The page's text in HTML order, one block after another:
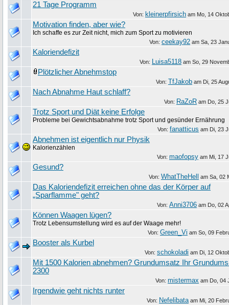
21 Tage Programm
Von: kleinerpfirsich am Mo, 14
Motivation finden, aber wie?
Ich schaffe es zur Zeit nicht, mich zum Sport zu motivieren
Von: ceekay92 am Sa, 23
Kaloriendefizit
Von: Luisa5118 am So, 29
Plötzlicher Abnehmstop
Von: TfJakob am Di, 25
Nach Abnahme Haut schlaff?
Von: RaZoR am Do, 25
Trotz Sport und Diät keine Erfolge
Probleme bei Gewichtsabnahme trotz Sport und gesünder Ernährung
Von: fanatticus am Di, 23
Abnehmen ist eigentlich nur Physik
Kalorienzählen
Von: maofopsy am Mi, 17
Gesund?
Von: WhatTheHell am Sa, 02
Das Kaloriendefizit erreichen ohne das der Körper auf
„Sparflamme" geht?
Von: Anni3706 am Do, 02
Können Waagen lügen?
Trotz Lebensumstellung wird es auf der Waage mehr!
Von: Green_Vi am So, 09
Booster als Kurbel
Von: schokoladi am Di, 12
Mit 1500 Kalorien abnehmen? Grundumsatz Ihr
2300
Von: mistermax am Do, 04
Irgendwie geht nichts runter
Von: Nefelibata am Mi, 20